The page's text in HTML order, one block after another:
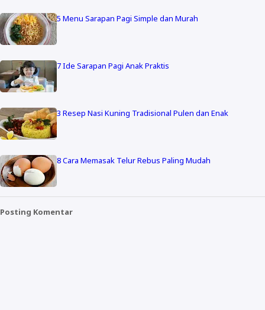
5 Menu Sarapan Pagi Simple dan Murah
7 Ide Sarapan Pagi Anak Praktis
3 Resep Nasi Kuning Tradisional Pulen dan Enak
8 Cara Memasak Telur Rebus Paling Mudah
Posting Komentar